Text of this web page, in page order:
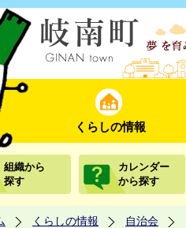
くらしの情報
組織から
探す
カレンダー
から探す
くらしの情報 自治会